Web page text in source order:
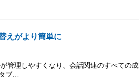
えがより簡単に
管理しやすくなり、会話関連のすべての成
ブ…